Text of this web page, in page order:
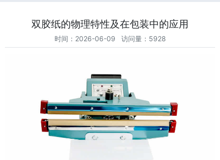
双胶纸的物理特性及在包装中的应用
时间：2026-06-09 访问量：5928